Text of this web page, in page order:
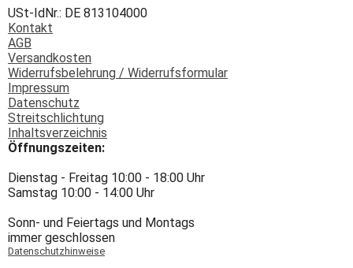
USt-IdNr.: DE 813104000
Kontakt
AGB
Versandkosten
Widerrufsbelehrung / Widerrufsformular
Impressum
Datenschutz
Streitschlichtung
Inhaltsverzeichnis
Öffnungszeiten:
Dienstag - Freitag 10:00 - 18:00 Uhr
Samstag 10:00 - 14:00 Uhr
Sonn- und Feiertags und Montags
immer geschlossen
Datenschutzhinweise